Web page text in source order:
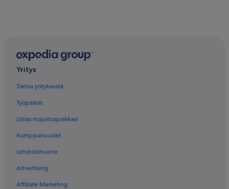
Yritys
Tietoa yrityksestä
Työpaikat
Listaa majoituspaikkasi
Kumppanuudet
Lehdistöhuone
Advertising
Affiliate Marketing